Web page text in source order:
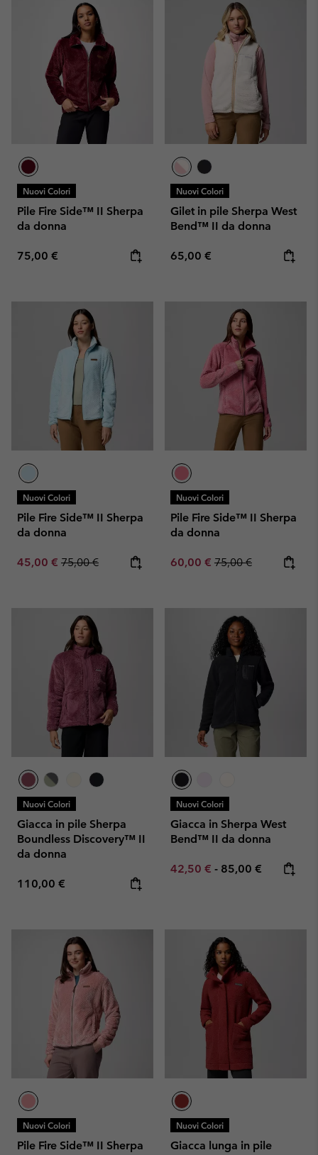
Nuovi Colori
Pile Fire Side™ II Sherpa
da donna
Regular price:
75,00 €
Nuovi Colori
Gilet in pile Sherpa West
Bend™ II da donna
Regular price:
65,00 €
Nuovi Colori
Pile Fire Side™ II Sherpa
da donna
Sale price:
45,00 € Regular price:
75,00 €
Nuovi Colori
Pile Fire Side™ II Sherpa
da donna
Sale price:
60,00 € Regular price:
75,00 €
Nuovi Colori
Giacca in pile Sherpa
Boundless Discovery™ II
da donna
Regular price:
110,00 €
Nuovi Colori
Giacca in Sherpa West
Bend™ II da donna
Minimum sale price:
42,50 € - Maximum price:
85,00 €
Nuovi Colori
Pile Fire Side™ II Sherpa
Nuovi Colori
Giacca lunga in pile